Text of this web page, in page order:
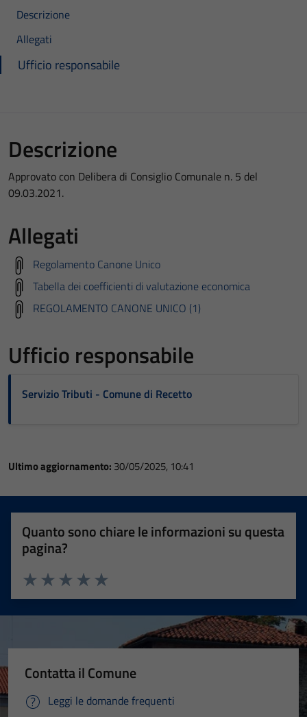
Descrizione
Allegati
Ufficio responsabile
Descrizione
Approvato con Delibera di Consiglio Comunale n. 5 del
09.03.2021.
Allegati
Regolamento Canone Unico
Tabella dei coefficienti di valutazione economica
REGOLAMENTO CANONE UNICO (1)
Ufficio responsabile
Servizio Tributi - Comune di Recetto
Ultimo aggiornamento: 30/05/2025, 10:41
Quanto sono chiare le informazioni su questa
pagina?
Valuta 5 stelle su 5
Valuta 4 stelle su 5
Valuta 3 stelle su 5
Valuta 2 stelle su 5
Valuta 1 stelle su 5
Contatta il Comune
Leggi le domande frequenti